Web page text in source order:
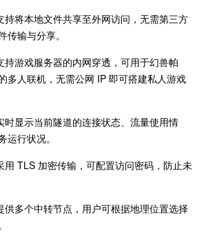
将本地文件共享至外网访问，无需第三方
传输与分享。
游戏服务器的内网穿透，可用于幻兽帕
多人联机，无需公网 IP 即可搭建私人游戏
显示当前隧道的连接状态、流量使用情
运行状况。
TLS 加密传输，可配置访问密码，防止未
多个中转节点，用户可根据地理位置选择